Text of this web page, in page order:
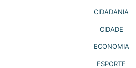
CIDADANIA
CIDADE
ECONOMIA
ESPORTE